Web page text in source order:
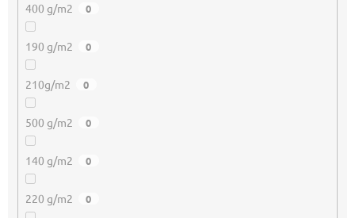
400 g/m2 0
190 g/m2 0
210g/m2 0
500 g/m2 0
140 g/m2 0
220 g/m2 0